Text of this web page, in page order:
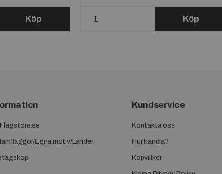
Köp Köp
Flagstore.se
Egna motiv/Länder
Kundservice
Kontakta oss
Hur handla?
Köpvillkor